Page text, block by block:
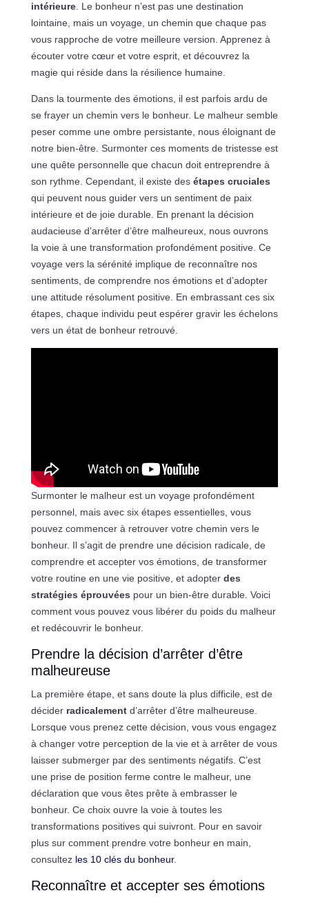
intérieure. Le bonheur n’est pas une destination
lointaine, mais un voyage, un chemin que chaque pas
vous rapproche de votre meilleure version. Apprenez à
écouter votre cœur et votre esprit, et découvrez la
magie qui réside dans la résilience humaine.
Dans la tourmente des émotions, il est parfois ardu de
se frayer un chemin vers le bonheur. Le malheur semble
peser comme une ombre persistante, nous éloignant de
notre bien-être. Surmonter ces moments de tristesse est
une quête personnelle que chacun doit entreprendre à
son rythme. Cependant, il existe des étapes cruciales
qui peuvent nous guider vers un sentiment de paix
intérieure et de joie durable. En prenant la décision
audacieuse d’arrêter d’être malheureux, nous ouvrons
la voie à une transformation profondément positive. Ce
voyage vers la sérénité implique de reconnaître nos
sentiments, de comprendre nos émotions et d’adopter
une attitude résolument positive. En embrassant ces six
étapes, chaque individu peut espérer gravir les échelons
vers un état de bonheur retrouvé.
Surmonter le malheur est un voyage profondément
personnel, mais avec six étapes essentielles, vous
pouvez commencer à retrouver votre chemin vers le
bonheur. Il s’agit de prendre une décision radicale, de
comprendre et accepter vos émotions, de transformer
votre routine en une vie positive, et adopter des
stratégies éprouvées pour un bien-être durable. Voici
comment vous pouvez vous libérer du poids du malheur
et redécouvrir le bonheur.
Prendre la décision d’arrêter d’être
malheureuse
La première étape, et sans doute la plus difficile, est de
décider radicalementd’arrêter d’être malheureuse.
Lorsque vous prenez cette décision, vous vous engagez
à changer votre perception de la vie et à arrêter de vous
laisser submerger par des sentiments négatifs. C’est
une prise de position ferme contre le malheur, une
déclaration que vous êtes prête à embrasser le
bonheur. Ce choix ouvre la voie à toutes les
transformations positives qui suivront. Pour en savoir
plus sur comment prendre votre bonheur en main,
consultez les 10 clés du bonheur.
Reconnaître et accepter ses émotions